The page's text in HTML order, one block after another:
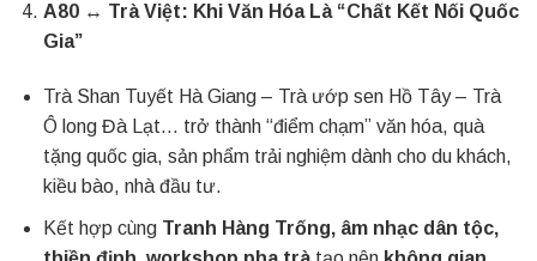
A80 ↔ Trà Việt: Khi Văn Hóa Là “Chất Kết Nối Quốc
Gia”
Trà Shan Tuyết Hà Giang – Trà ướp sen Hồ Tây – Trà
Ô long Đà Lạt… trở thành “điểm chạm” văn hóa, quà
tặng quốc gia, sản phẩm trải nghiệm dành cho du khách,
kiều bào, nhà đầu tư.
Kết hợp cùng Tranh Hàng Trống, âm nhạc dân tộc,